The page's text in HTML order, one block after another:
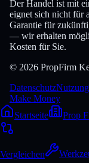
Der Handel ist mit
eignet sich nicht für
Garantie für
— wir erhalten
Kosten für Sie.
© 2026 PropFirm
Datenschutz
Make Money
Startseite
Prop
Vergleichen